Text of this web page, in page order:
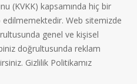
(KVKK) kapsamında hiç bir
edilmemektedir. Web sitemizde
genel ve kişisel
doğrultusunda reklam
Gizlilik Politikamız